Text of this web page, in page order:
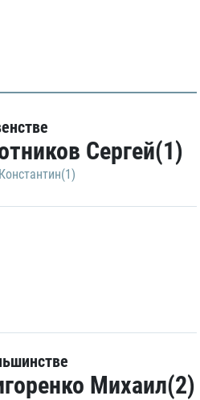
Сергей(1)
Михаил(2)